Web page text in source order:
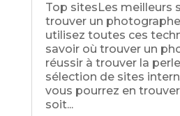
Top sitesLes meilleurs
trouver un
utilisez toutes ces
savoir où trouver un
réussir à trouver la
sélection de sites
vous pourrez en
soit...